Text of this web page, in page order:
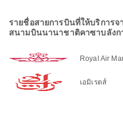
รายชื่อสายการบินที่ให้บริการ
สนามบินนานาชาติคาซาบลังก
Royal Air
เอมิเรตส์